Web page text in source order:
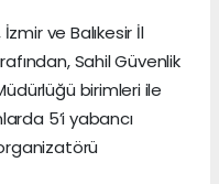
ve Balıkesir İl
Sahil Güvenlik
birimleri ile
5’i yabancı